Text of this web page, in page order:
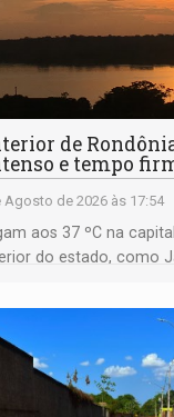
de
e tempo
Agosto de 2026 às 17:54
aos 37 ºC na
do estado, como